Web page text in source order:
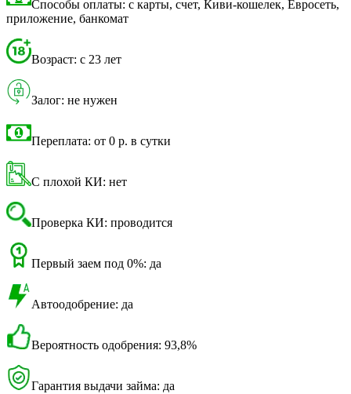
Способы оплаты: с карты, счет, Киви-кошелек, Евросеть,
приложение, банкомат
Возраст: с 23 лет
Залог: не нужен
Переплата: от 0 р. в сутки
С плохой КИ: нет
Проверка КИ: проводится
Первый заем под 0%: да
Автоодобрение: да
Вероятность одобрения: 93,8%
Гарантия выдачи займа: да